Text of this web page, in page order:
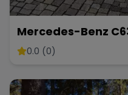
Bugatti
Mercedes-Benz
0.0 (0)